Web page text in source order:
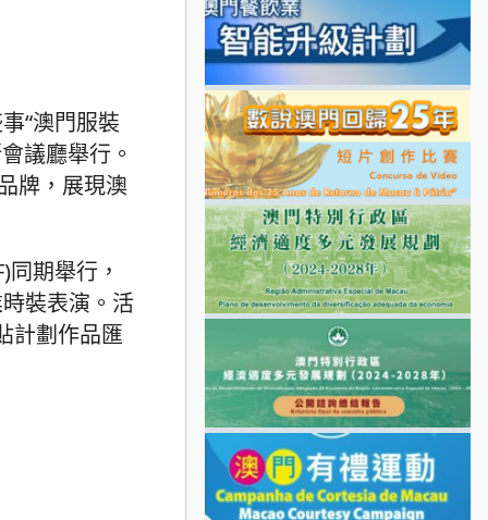
“澳門服裝
議廳舉行。
牌，展現澳
期舉行，
裝表演。活
計劃作品匯